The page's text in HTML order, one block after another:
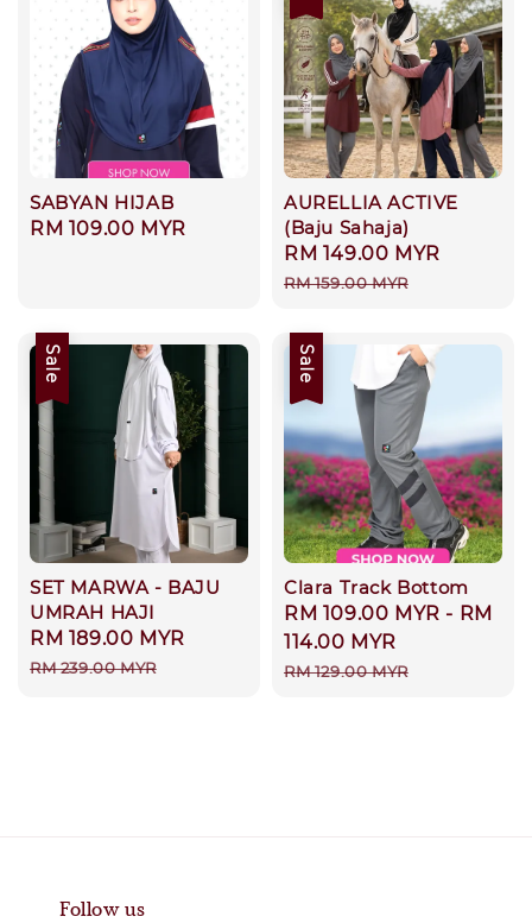
SABYAN HIJAB
Regular
RM 109.00 MYR
AURELLIA ACTIVE
(Baju Sahaja)
Sale
price
RM 149.00 MYR
RM 159.00 MYR
Sale
SET MARWA - BAJU
UMRAH HAJI
Sale
price
RM 189.00 MYR
RM 239.00 MYR
Sale
Clara Track Bottom
Sale
price
RM 109.00 MYR - RM
114.00 MYR
Regular
RM 129.00 MYR
Follow us